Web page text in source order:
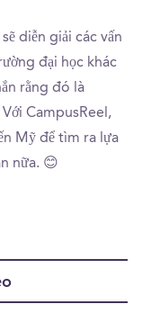
diễn giải các vấn
đại học khác
rằng đó là
CampusReel,
Mỹ để tìm ra lựa
nữa. 😊